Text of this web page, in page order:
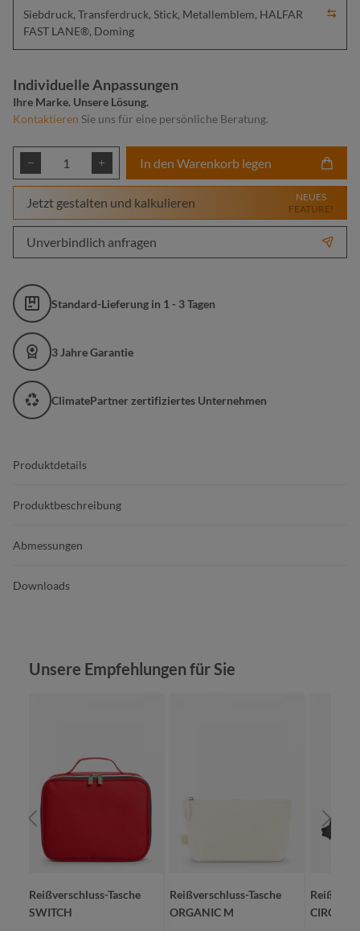
Siebdruck, Transferdruck, Stick, Metallemblem, HALFAR
FAST LANE®, Doming
Individuelle Anpassungen
Ihre Marke. Unsere Lösung.
Kontaktieren Sie uns für eine persönliche Beratung.
Produkt Anzahl: Gib den gewünschten
In den Warenkorb legen
Jetzt gestalten und kalkulieren
NEUES
FEATURE!
Unverbindlich anfragen
Standard-Lieferung in 1 - 3 Tagen
3 Jahre Garantie
ClimatePartner zertifiziertes Unternehmen
Produktdetails
Produktbeschreibung
Abmessungen
Downloads
Produktgalerie überspringen
Unsere Empfehlungen für Sie
Reißverschluss-Tasche
SWITCH
Reißverschluss-Tasche
ORGANIC M
CIRCLE